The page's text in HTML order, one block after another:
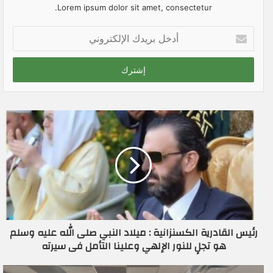
Lorem ipsum dolor sit amet, consectetur.
خ
ب
ي
د
ك
ت
و
رئيس القادرية الكسنزانية : ميلاد النبي صلى الله عليه وسلم
هو تجلٍ للنور الإلهي وعلينا التأمل فى سيرته